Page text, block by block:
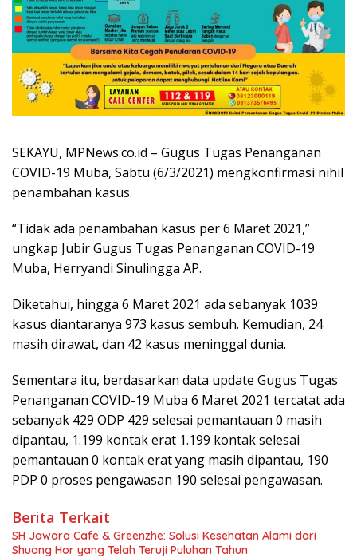
SEKAYU, MPNews.co.id – Gugus Tugas Penanganan
COVID-19 Muba, Sabtu (6/3/2021) mengkonfirmasi nihil
penambahan kasus.
“Tidak ada penambahan kasus per 6 Maret 2021,”
ungkap Jubir Gugus Tugas Penanganan COVID-19
Muba, Herryandi Sinulingga AP.
Diketahui, hingga 6 Maret 2021 ada sebanyak 1039
kasus diantaranya 973 kasus sembuh. Kemudian, 24
masih dirawat, dan 42 kasus meninggal dunia.
Sementara itu, berdasarkan data update Gugus Tugas
Penanganan COVID-19 Muba 6 Maret 2021 tercatat ada
sebanyak 429 ODP 429 selesai pemantauan 0 masih
dipantau, 1.199 kontak erat 1.199 kontak selesai
pemantauan 0 kontak erat yang masih dipantau, 190
PDP 0 proses pengawasan 190 selesai pengawasan.
Berita Terkait
SH Jawara Cafe & Greenzhe: Solusi Kesehatan Alami dari
Shuang Hor yang Telah Teruji Puluhan Tahun